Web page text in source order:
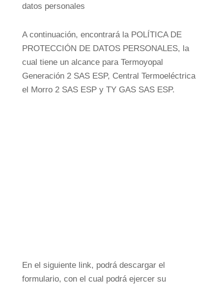
datos personales
A continuación, encontrará la POLÍTICA DE
PROTECCIÓN DE DATOS PERSONALES, la
cual tiene un alcance para Termoyopal
Generación 2 SAS ESP, Central Termoeléctrica
el Morro 2 SAS ESP y TY GAS SAS ESP.
En el siguiente link, podrá descargar el
formulario, con el cual podrá ejercer su